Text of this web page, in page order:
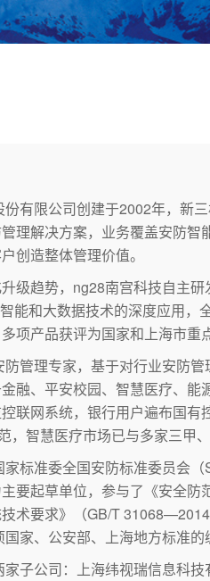
限公司创建于2002年，新三
理解决方案，业务覆盖安防
创造整体管理价值。
趋势，ng28南宫科技自主研
能和大数据技术的深度应用
项产品获评为国家和上海市重
理专家，基于对行业安防管
融、平安校园、智慧医疗、能
联网系统，银行用户遍布国
，智慧医疗市场已与多家三甲
准委全国安防标准委员会（
要起草单位，参与了《安全
技术要求》（GB/T
国家、公安部、上海地方标准的
公司：上海纬视瑞信息科技